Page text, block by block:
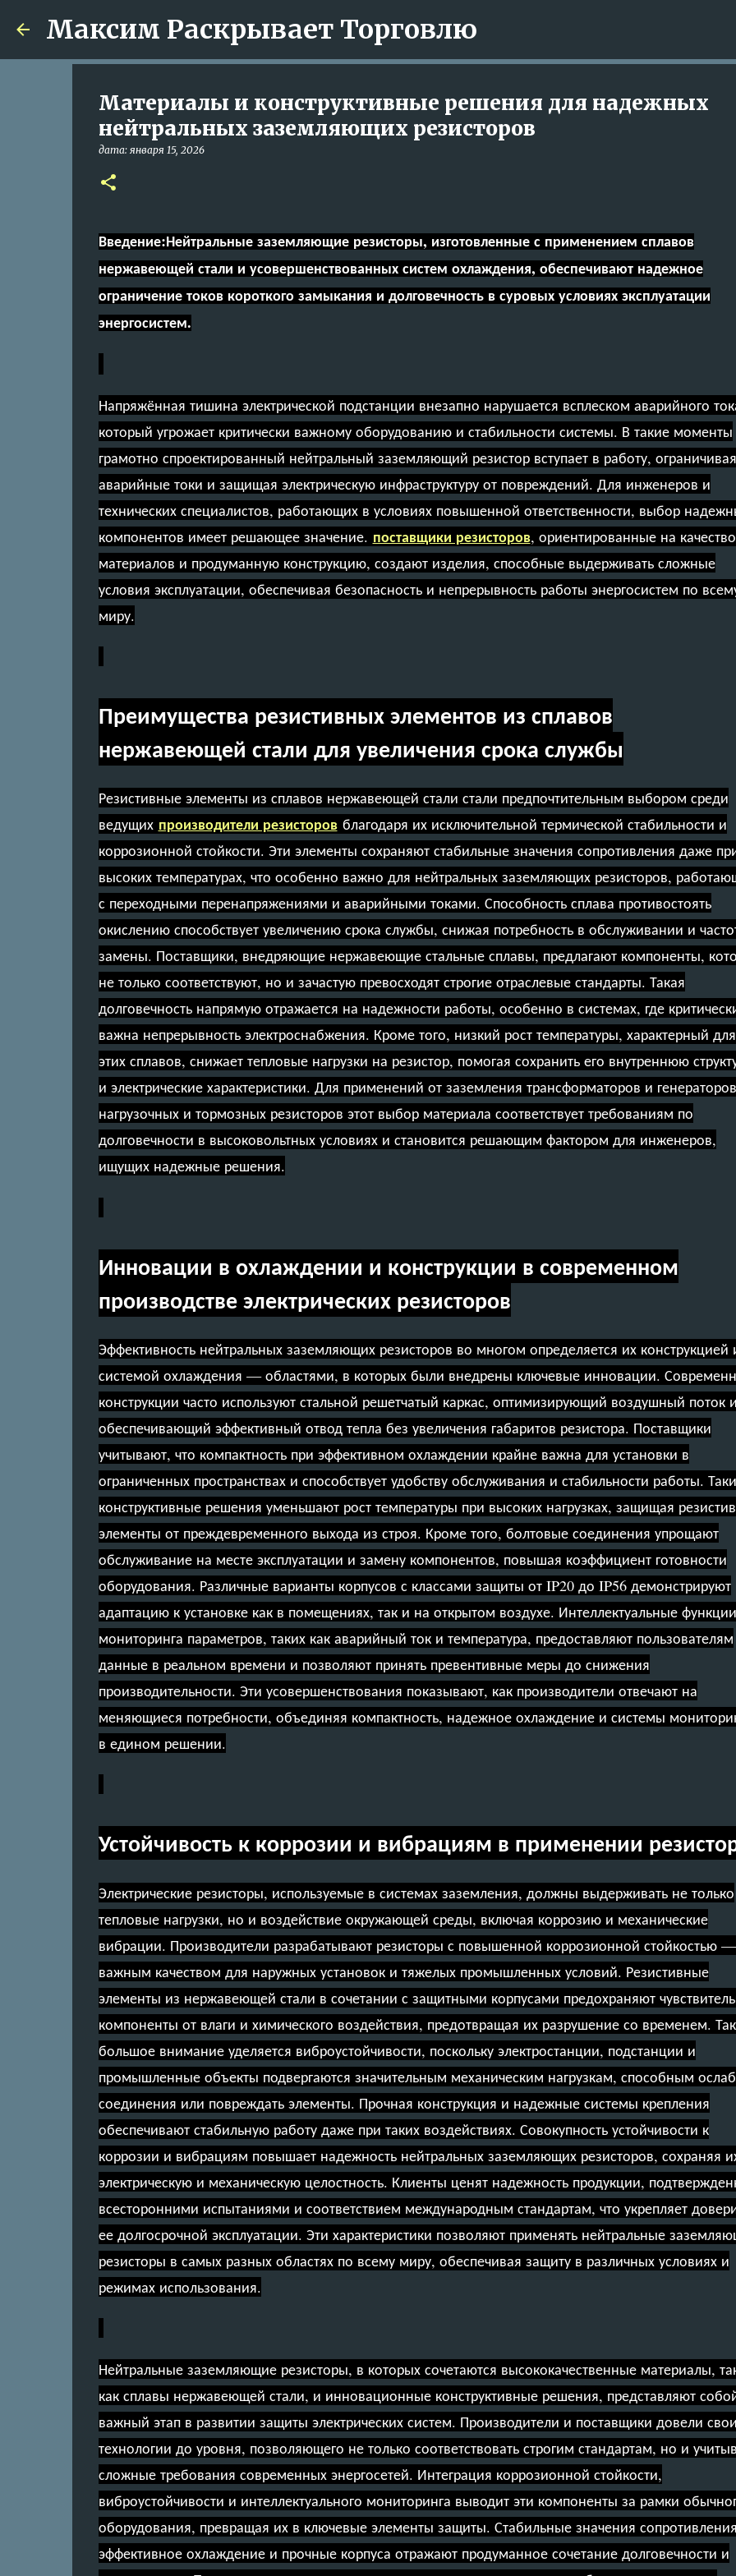
Максим Раскрывает Торговлю
Материалы и конструктивные решения для надежных
нейтральных заземляющих резисторов
дата: января 15, 2026
Введение:Нейтральные заземляющие резисторы, изготовленные с применением сплавов
нержавеющей стали и усовершенствованных систем охлаждения, обеспечивают надежное
ограничение токов короткого замыкания и долговечность в суровых условиях эксплуатации
энергосистем.
Напряжённая тишина электрической подстанции внезапно нарушается всплеском аварийного
который угрожает критически важному оборудованию и стабильности системы. В такие моменты
грамотно спроектированный нейтральный заземляющий резистор вступает в работу, ограничивая
аварийные токи и защищая электрическую инфраструктуру от повреждений. Для инженеров и
технических специалистов, работающих в условиях повышенной ответственности, выбор
компонентов имеет решающее значение. поставщики резисторов, ориентированные на качество
материалов и продуманную конструкцию, создают изделия, способные выдерживать сложные
условия эксплуатации, обеспечивая безопасность и непрерывность работы энергосистем по
миру.
Преимущества резистивных элементов из сплавов
нержавеющей стали для увеличения срока службы
Резистивные элементы из сплавов нержавеющей стали стали предпочтительным выбором среди
ведущих производители резисторовблагодаря их исключительной термической стабильности и
коррозионной стойкости. Эти элементы сохраняют стабильные значения сопротивления даже
высоких температурах, что особенно важно для нейтральных заземляющих резисторов,
с переходными перенапряжениями и аварийными токами. Способность сплава противостоять
окислению способствует увеличению срока службы, снижая потребность в обслуживании и
замены. Поставщики, внедряющие нержавеющие стальные сплавы, предлагают компоненты,
не только соответствуют, но и зачастую превосходят строгие отраслевые стандарты. Такая
долговечность напрямую отражается на надежности работы, особенно в системах, где
важна непрерывность электроснабжения. Кроме того, низкий рост температуры, характерный для
этих сплавов, снижает тепловые нагрузки на резистор, помогая сохранить его внутреннюю
и электрические характеристики. Для применений от заземления трансформаторов и
нагрузочных и тормозных резисторов этот выбор материала соответствует требованиям по
долговечности в высоковольтных условиях и становится решающим фактором для инженеров,
ищущих надежные решения.
Инновации в охлаждении и конструкции в современном
производстве электрических резисторов
Эффективность нейтральных заземляющих резисторов во многом определяется их конструкцией
системой охлаждения — областями, в которых были внедрены ключевые инновации.
конструкции часто используют стальной решетчатый каркас, оптимизирующий воздушный поток и
обеспечивающий эффективный отвод тепла без увеличения габаритов резистора. Поставщики
учитывают, что компактность при эффективном охлаждении крайне важна для установки в
ограниченных пространствах и способствует удобству обслуживания и стабильности работы.
конструктивные решения уменьшают рост температуры при высоких нагрузках, защищая
элементы от преждевременного выхода из строя. Кроме того, болтовые соединения упрощают
обслуживание на месте эксплуатации и замену компонентов, повышая коэффициент готовности
оборудования. Различные варианты корпусов с классами защиты от IP20 до IP56 демонстрируют
адаптацию к установке как в помещениях, так и на открытом воздухе. Интеллектуальные функции
мониторинга параметров, таких как аварийный ток и температура, предоставляют пользователям
данные в реальном времени и позволяют принять превентивные меры до снижения
производительности. Эти усовершенствования показывают, как производители отвечают на
меняющиеся потребности, объединяя компактность, надежное охлаждение и системы
в едином решении.
Устойчивость к коррозии и вибрациям в применении
Электрические резисторы, используемые в системах заземления, должны выдерживать не только
тепловые нагрузки, но и воздействие окружающей среды, включая коррозию и механические
вибрации. Производители разрабатывают резисторы с повышенной коррозионной стойкостью —
важным качеством для наружных установок и тяжелых промышленных условий. Резистивные
элементы из нержавеющей стали в сочетании с защитными корпусами предохраняют
компоненты от влаги и химического воздействия, предотвращая их разрушение со временем.
большое внимание уделяется виброустойчивости, поскольку электростанции, подстанции и
промышленные объекты подвергаются значительным механическим нагрузкам, способным
соединения или повреждать элементы. Прочная конструкция и надежные системы крепления
обеспечивают стабильную работу даже при таких воздействиях. Совокупность устойчивости к
коррозии и вибрациям повышает надежность нейтральных заземляющих резисторов, сохраняя
электрическую и механическую целостность. Клиенты ценят надежность продукции,
всесторонними испытаниями и соответствием международным стандартам, что укрепляет
ее долгосрочной эксплуатации. Эти характеристики позволяют применять нейтральные
резисторы в самых разных областях по всему миру, обеспечивая защиту в различных условиях и
режимах использования.
Нейтральные заземляющие резисторы, в которых сочетаются высококачественные материалы,
как сплавы нержавеющей стали, и инновационные конструктивные решения, представляют
важный этап в развитии защиты электрических систем. Производители и поставщики довели свои
технологии до уровня, позволяющего не только соответствовать строгим стандартам, но и
сложные требования современных энергосетей. Интеграция коррозионной стойкости,
виброустойчивости и интеллектуального мониторинга выводит эти компоненты за рамки
оборудования, превращая их в ключевые элементы защиты. Стабильные значения
эффективное охлаждение и прочные корпуса отражают продуманное сочетание долговечности и